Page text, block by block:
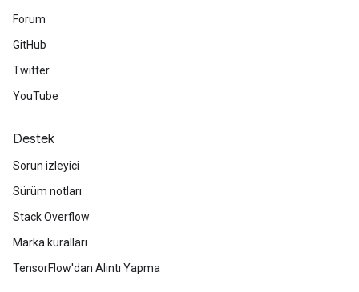
Forum
GitHub
Twitter
YouTube
Destek
Sorun izleyici
Sürüm notları
Stack Overflow
Marka kuralları
TensorFlow'dan Alıntı Yapma